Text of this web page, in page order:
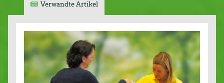
Verwandte Artikel